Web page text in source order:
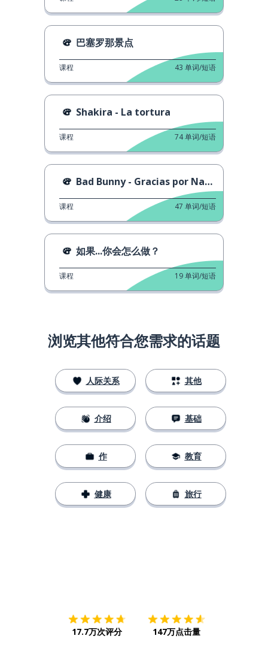
巴塞罗那景点
课程 43 单词/短语
Shakira - La tortura
课程 74单词/短语
Bad Bunny - Gracias por Nada
课程 47 单词/短语
如果...你会怎么做？
课程 19单词/短语
浏览其他符合您需求的话题
人际关系
介绍
作
健康
其他
基础
教育
旅行
17.7万次评分 147万点击量